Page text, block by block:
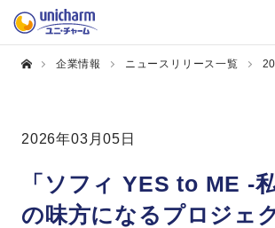
企業情報 ニュースリリース一覧
2026年03月05日
「ソフィ YES to ME -
の味方になるプロジェ